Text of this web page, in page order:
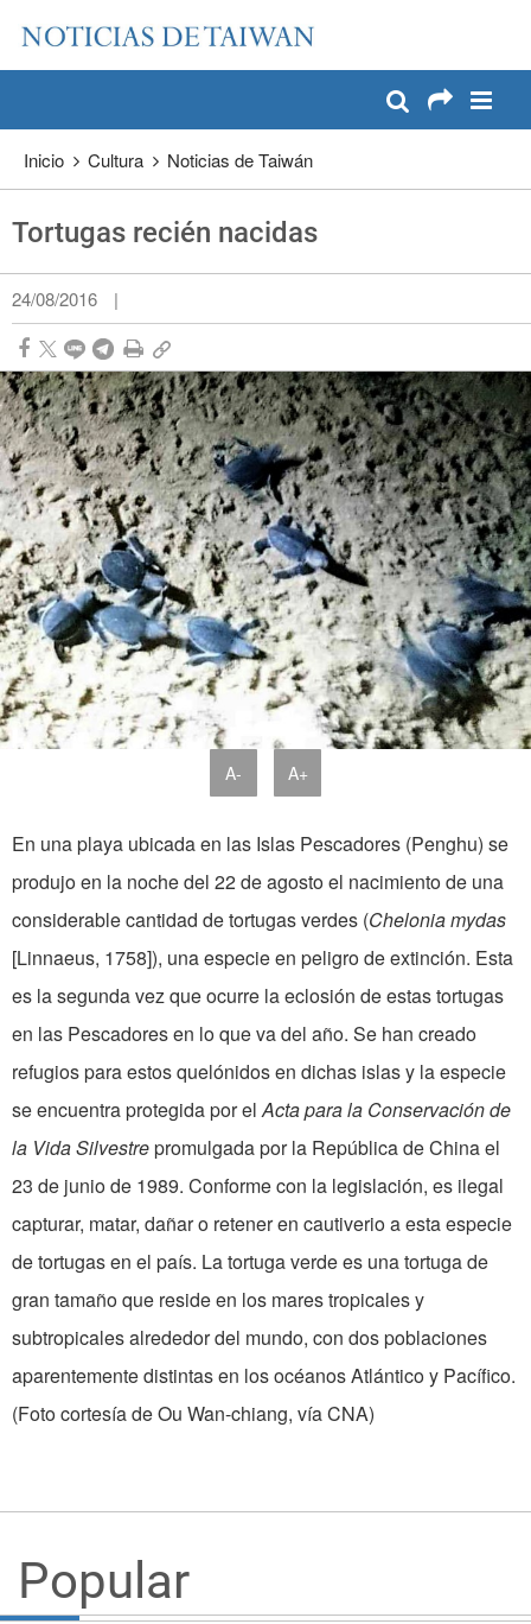
Pase a contenido principal
Inicio Cultura Noticias de Taiwán
Tortugas recién nacidas
24/08/2016 |
A- A+
En una playa ubicada en las Islas Pescadores (Penghu) se
produjo en la noche del 22 de agosto el nacimiento de una
considerable cantidad de tortugas verdes (Chelonia mydas
[Linnaeus, 1758]), una especie en peligro de extinción. Esta
es la segunda vez que ocurre la eclosión de estas tortugas
en las Pescadores en lo que va del año. Se han creado
refugios para estos quelónidos en dichas islas y la especie
se encuentra protegida por elActa para la Conservación de
la Vida Silvestrepromulgada por la República de China el
23 de junio de 1989. Conforme con la legislación, es ilegal
capturar, matar, dañar o retener en cautiverio a esta especie
de tortugas en el país. La tortuga verde es una tortuga de
gran tamaño que reside en los mares tropicales y
subtropicales alrededor del mundo, con dos poblaciones
aparentemente distintas en los océanos Atlántico y Pacífico.
(Foto cortesía de Ou Wan-chiang, vía CNA)
Popular